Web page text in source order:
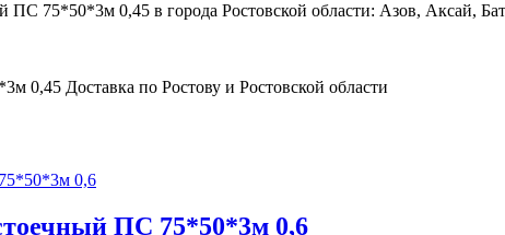
75*50*3м 0,45 в города Ростовской области: Азов, Аксай,
ПС 75*50*3м 0,6